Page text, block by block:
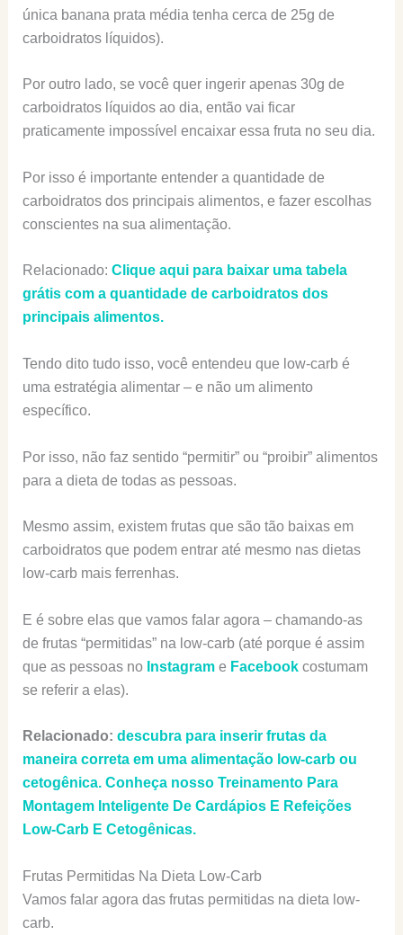
única banana prata média tenha cerca de 25g de
carboidratos líquidos).
Por outro lado, se você quer ingerir apenas 30g de
carboidratos líquidos ao dia, então vai ficar
praticamente impossível encaixar essa fruta no seu dia.
Por isso é importante entender a quantidade de
carboidratos dos principais alimentos, e fazer escolhas
conscientes na sua alimentação.
Relacionado: Clique aqui para baixar uma tabela
grátis com a quantidade de carboidratos dos
principais alimentos.
Tendo dito tudo isso, você entendeu que low-carb é
uma estratégia alimentar – e não um alimento
específico.
Por isso, não faz sentido “permitir” ou “proibir” alimentos
para a dieta de todas as pessoas.
Mesmo assim, existem frutas que são tão baixas em
carboidratos que podem entrar até mesmo nas dietas
low-carb mais ferrenhas.
E é sobre elas que vamos falar agora – chamando-as
de frutas “permitidas” na low-carb (até porque é assim
que as pessoas no Instagrame Facebookcostumam
se referir a elas).
Relacionado: descubra para inserir frutas da
maneira correta em uma alimentação low-carb ou
cetogênica. Conheça nosso Treinamento Para
Montagem Inteligente De Cardápios E Refeições
Low-Carb E Cetogênicas.
Frutas Permitidas Na Dieta Low-Carb
Vamos falar agora das frutas permitidas na dieta low-
carb.